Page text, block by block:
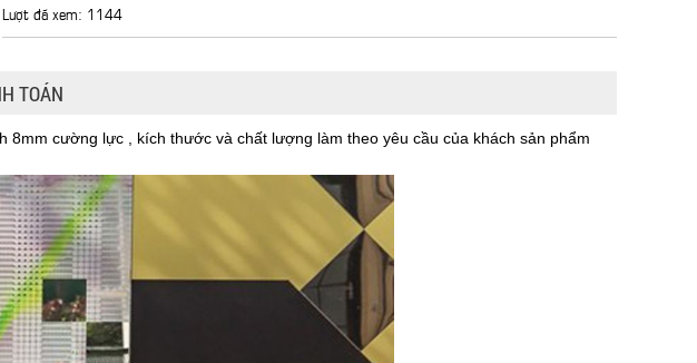
Lượt đã xem: 1144
TOÁN
cường lực , kích thước và chất lượng làm theo yêu cầu của khách sản phẩm